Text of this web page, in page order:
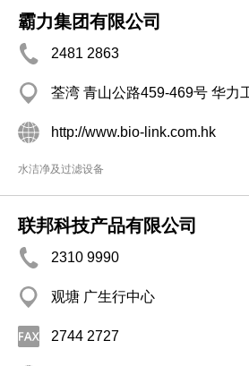
霸力集团有限公司
2481 2863
荃湾 青山公路459-469号 华力
http://www.bio-link.com.hk
水洁净及过滤设备
联邦科技产品有限公司
2310 9990
观塘 广生行中心
2744 2727